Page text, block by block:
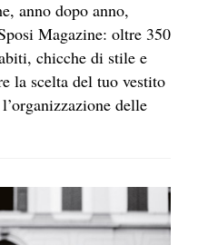
anno dopo anno,
Magazine: oltre 350
chicche di stile e
la scelta del tuo vestito
delle